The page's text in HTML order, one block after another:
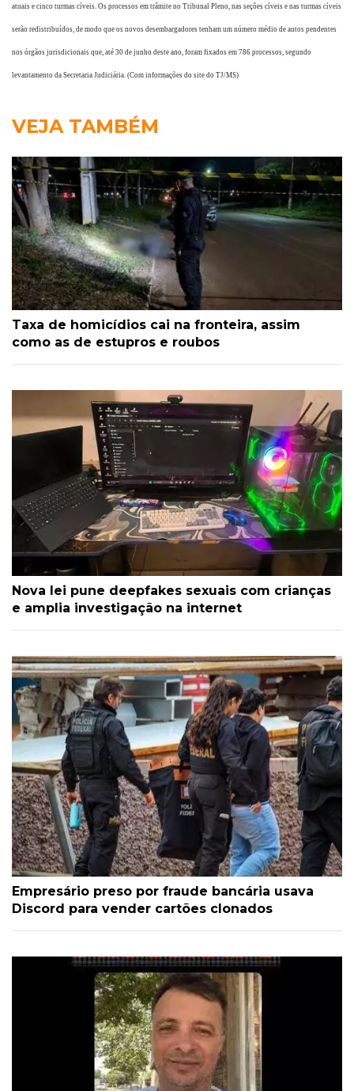
atuais e cinco turmas cíveis. Os processos em trâmite no Tribunal Pleno, nas seções cíveis e nas turmas cíveis
serão redistribuídos, de modo que os novos desembargadores tenham um número médio de autos pendentes
nos órgãos jurisdicionais que, até 30 de junho deste ano, foram fixados em 786 processos, segundo
levantamento da Secretaria Judiciária. (Com informações do site do TJ/MS)
VEJA TAMBÉM
Taxa de homicídios cai na fronteira, assim
como as de estupros e roubos
Nova lei pune deepfakes sexuais com crianças
e amplia investigação na internet
Empresário preso por fraude bancária usava
Discord para vender cartões clonados